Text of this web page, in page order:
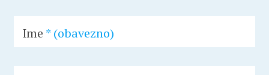
Ime * (obavezno)